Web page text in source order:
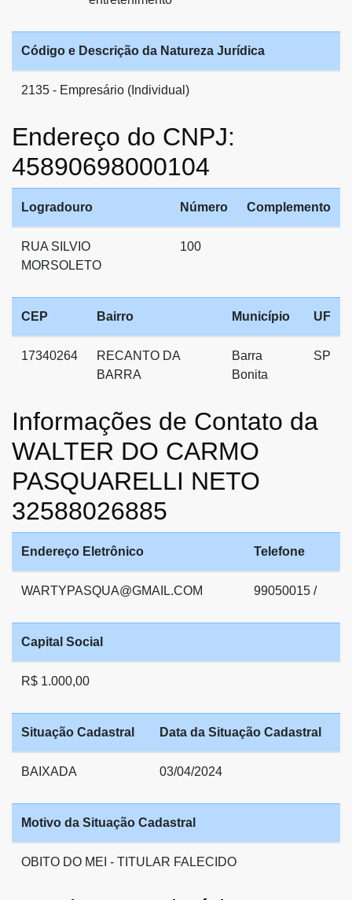
Código e Descrição da Natureza Jurídica
2135 - Empresário (Individual)
Endereço do CNPJ:
45890698000104
Logradouro Número Complemento
RUA SILVIO
MORSOLETO
100
CEP Bairro Município UF
17340264
RECANTO DA
BARRA
Barra
Bonita
SP
Informações de Contato da
WALTER DO CARMO
PASQUARELLI NETO
32588026885
Endereço Eletrônico Telefone
WARTYPASQUA@GMAIL.COM 99050015 /
Capital Social
R$ 1.000,00
Situação Cadastral Data da Situação Cadastral
BAIXADA 03/04/2024
Motivo da Situação Cadastral
OBITO DO MEI - TITULAR FALECIDO